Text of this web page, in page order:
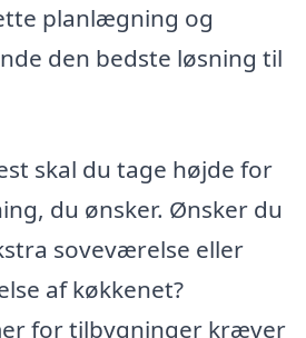
planlægning og
den bedste løsning til
skal du tage højde for
du ønsker. Ønsker du
soveværelse eller
af køkkenet?
for tilbygninger kræver